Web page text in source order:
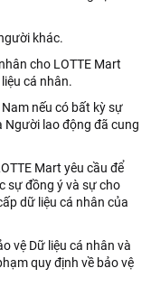
khác.
cho LOTTE Mart
cá nhân.
nếu có bất kỳ sự
Người lao động đã cung
Mart yêu cầu để
sự đồng ý và sự cho
dữ liệu cá nhân của
vệ Dữ liệu cá nhân và
quy định về bảo vệ